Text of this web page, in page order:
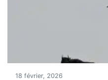
18 février, 2026